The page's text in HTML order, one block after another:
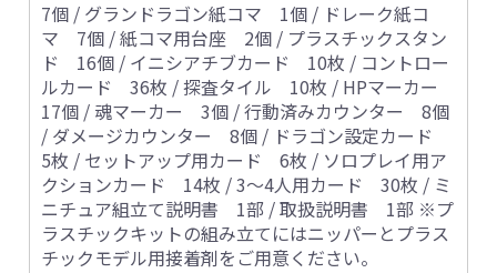
7個 / グランドラゴン紙コマ 1個 / ドレーク紙コ
マ 7個 / 紙コマ用台座 2個 / プラスチックスタン
ド 16個 / イニシアチブカード 10枚 / コントロー
ルカード 36枚 / 探査タイル 10枚 / HPマーカー
17個 / 魂マーカー 3個 / 行動済みカウンター 8個
/ ダメージカウンター 8個 / ドラゴン設定カード
5枚 / セットアップ用カード 6枚 / ソロプレイ用ア
クションカード 14枚 / 3～4人用カード 30枚 / ミ
ニチュア組立て説明書 1部 / 取扱説明書 1部 ※プ
ラスチックキットの組み立てにはニッパーとプラス
チックモデル用接着剤をご用意ください。